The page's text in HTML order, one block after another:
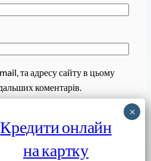
та адресу сайту в цьому
коментарів.
Завантажити
Кредити онлайн
на картку